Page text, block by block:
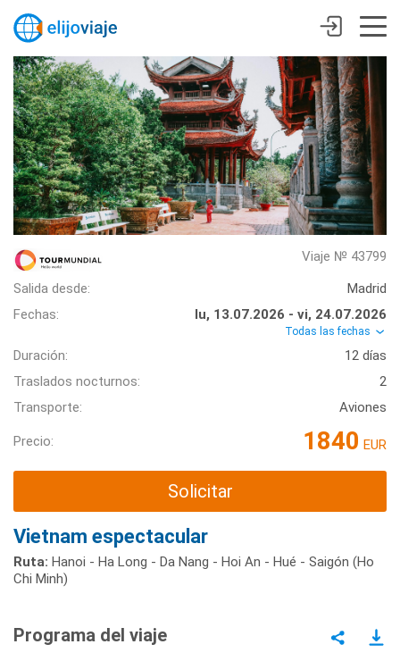
Viaje № 43799
Salida desde:
Madrid
Fechas:
lu, 13.07.2026 - vi, 24.07.2026
Todas las fechas
Duración:
12 días
Traslados nocturnos:
2
Transporte:
Aviones
Precio: 1840 EUR
Solicitar
Vietnam espectacular
Ruta: Hanoi - Ha Long - Da Nang - Hoi An - Hué - Saigón (Ho
Chi Minh)
Programa del viaje